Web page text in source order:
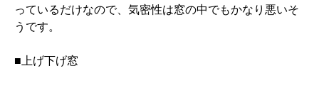
っているだけなので、気密性は窓の中でもかなり悪いそ
うです。
■上げ下げ窓